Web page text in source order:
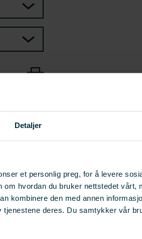
Detaljer
et personlig preg, for å levere
hvordan du bruker nettstedet vårt,
kombinere den med annen
deres. Du samtykker vår
UT